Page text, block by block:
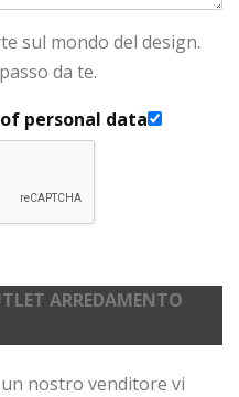
sul mondo del design.
da te.
personal data
ARREDAMENTO
nostro venditore vi